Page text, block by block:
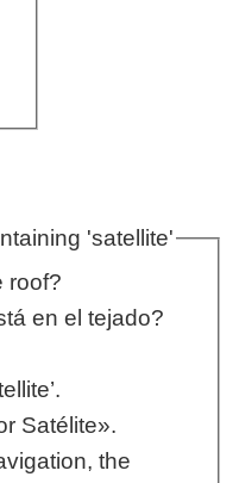
'satellite'
roof?
en el tejado?
Satélite».
the